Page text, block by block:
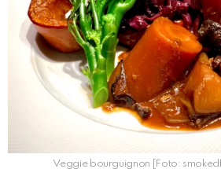
Veggie bourguignon [Foto: